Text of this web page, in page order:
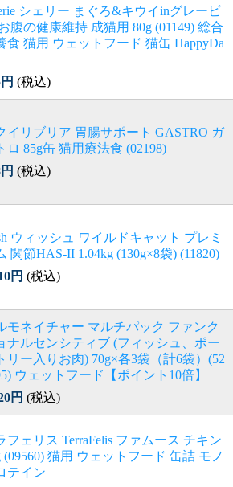
シェリー まぐろ&キウイinグレービ
腹の健康維持 成猫用 80g (01149) 総合
食 猫用 ウェットフード 猫缶 HappyDa
(税込)
イリブリア 胃腸サポート GASTRO ガ
ロ 85g缶 猫用療法食 (02198)
(税込)
ウィッシュ ワイルドキャット プレミ
関節HAS-II 1.04kg (130g×8袋) (11820)
円 (税込)
モネイチャー マルチパック ファンク
ナルセンシティブ (フィッシュ、ポー
リー入りお肉) 70g×各3袋（計6袋）(52
ウェットフード【ポイント10倍】
円 (税込)
フェリス TerraFelis ファムース チキン
(09560) 猫用 ウェットフード 缶詰 モノ
テイン